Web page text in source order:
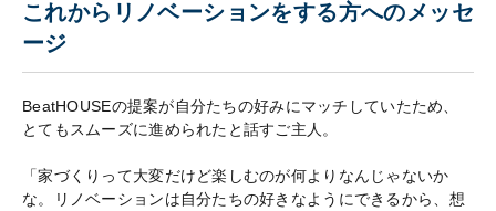
これからリノベーションをする方へのメッセ
ージ
BeatHOUSEの提案が自分たちの好みにマッチしていたため、
とてもスムーズに進められたと話すご主人。
「家づくりって大変だけど楽しむのが何よりなんじゃないか
な。リノベーションは自分たちの好きなようにできるから、想